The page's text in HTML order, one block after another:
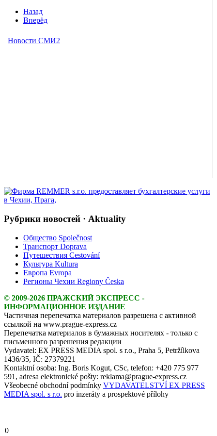
0
Назад
Вперёд
Рубрики новостей · Aktuality
Общество Společnost
Транспорт Doprava
Путешествия Cestování
Культура Kultura
Европа Evropa
Регионы Чехии Regiony Česka
© 2009-2026 ПРАЖСКИЙ ЭКСПРЕСС -
ИНФОРМАЦИОННОЕ ИЗДАНИЕ
Частичная перепечатка материалов разрешена с активной
ссылкой на www.prague-express.cz
Перепечатка материалов в бумажных носителях - только с
письменного разрешения редакции
Vydavatel: EX PRESS MEDIA spol. s r.o., Praha 5, Petržílkova
1436/35, IČ: 27379221
Kontaktní osoba: Ing. Boris Kogut, CSc, telefon: +420 775 977
591, adresa elektronické pošty: reklama@prague-express.cz
Všeobecné obchodní podmínky VYDAVATELSTVÍ EX PRESS
MEDIA spol. s r.o. pro inzeráty a prospektové přílohy